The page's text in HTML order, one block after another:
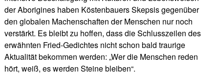
der Aborigines haben Köstenbauers Skepsis gegenüber
den globalen Machenschaften der Menschen nur noch
verstärkt. Es bleibt zu hoffen, dass die Schlusszeilen des
erwähnten Fried-Gedichtes nicht schon bald traurige
Aktualität bekommen werden: „Wer die Menschen reden
hört, weiß, es werden Steine bleiben“.